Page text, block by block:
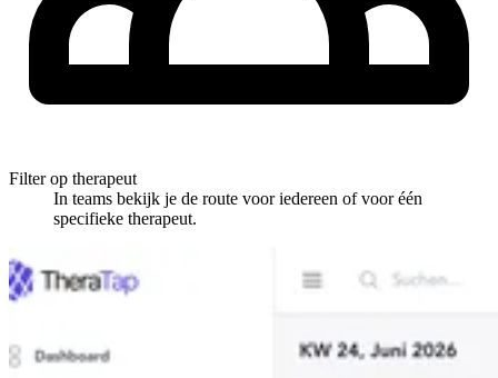
Filter op therapeut
In teams bekijk je de route voor iedereen of voor één
specifieke therapeut.